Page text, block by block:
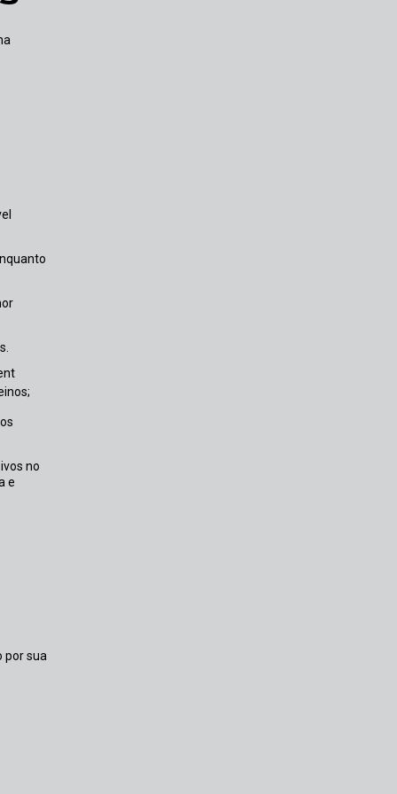
e
por sua